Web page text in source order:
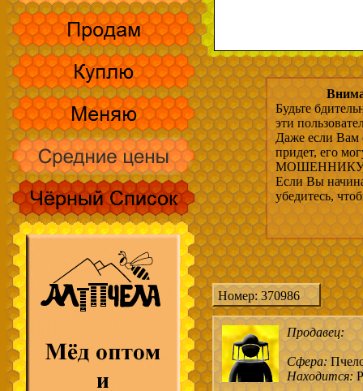
Будьте
эти
Даже если Вам
придет, его
МОШЕННИКУ,
Если Вы
убедитесь,
Номер: 370986
Продавец:
Сфера:
Находится: